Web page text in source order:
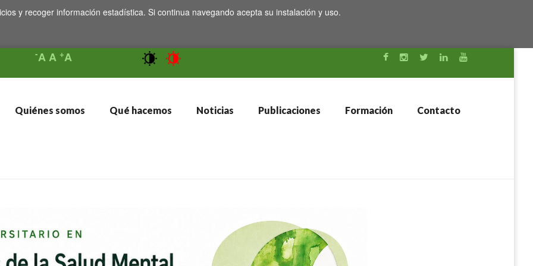
y recoger información estadística. Si continua navegando acepta su instalación y uso.
-AA +A
Quiénes somos Qué hacemos Noticias Publicaciones Formación Contacto